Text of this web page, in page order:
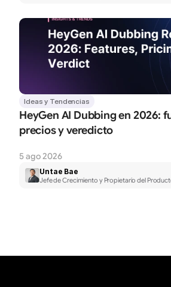
Ideas y Tendencias
HeyGen AI Dubbing en 2026:
precios y veredicto
5 ago 2026
Untae Bae
Jefe de Crecimiento y Propietario del